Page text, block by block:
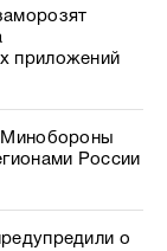
приложений
Минобороны
России
о